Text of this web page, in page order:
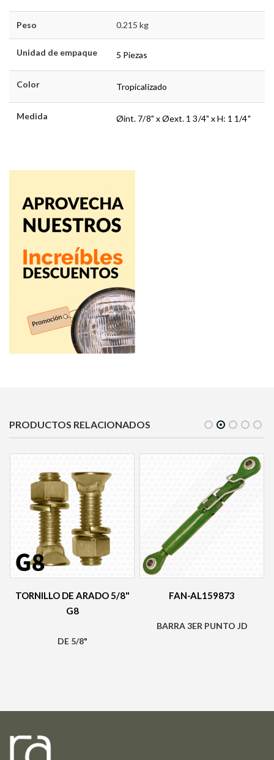
Peso 0.215 kg
Unidad de empaque 5 Piezas
Color Tropicalizado
Medida Øint. 7/8" x Øext. 1 3/4" x H: 1 1/4"
PRODUCTOS RELACIONADOS
TORNILLO DE ARADO 5/8"
G8
DE 5/8"
FAN-AL159873
BARRA 3ER PUNTO JD